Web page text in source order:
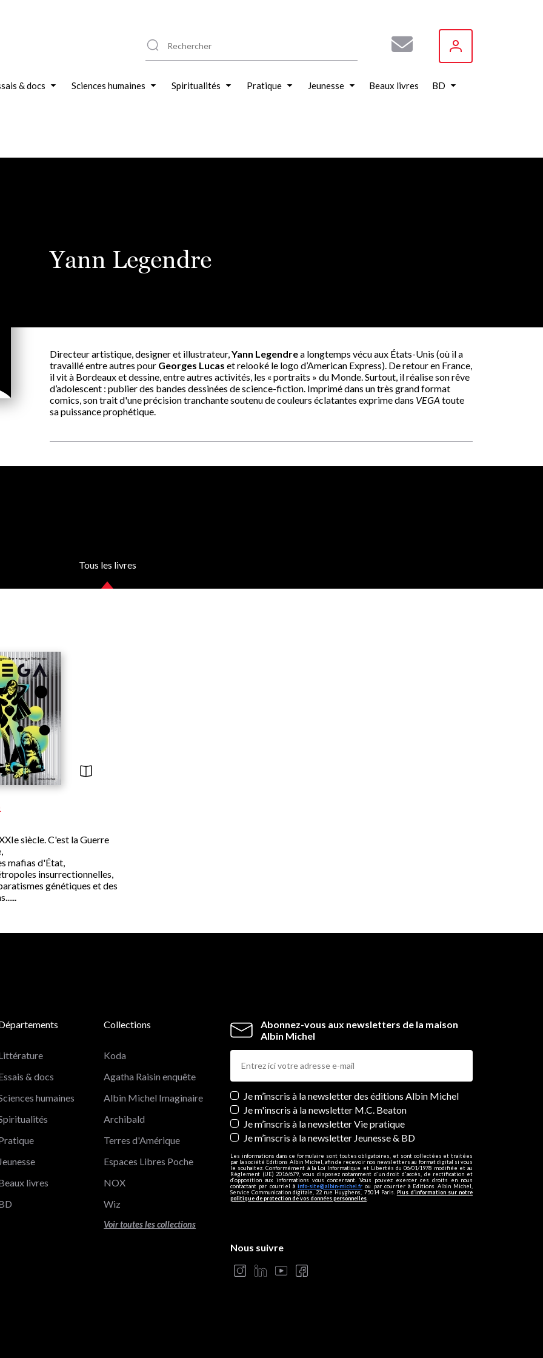
de confidentialité, en garantissant la conformité avec les réglementations. Personnalisez vos préférences pour
& docs Sciences humaines Spiritualités Pratique Jeunesse Beaux livres BD
Yann Legendre
Directeur artistique, designer et illustrateur,Yann Legendrea longtemps vécu aux États-Unis (où il a
travaillé entre autres pour Georges Lucas et relooké le logo d’American Express). De retour en France,
il vit à Bordeaux et dessine, entre autres activités, les « portraits » du Monde. Surtout, il réalise son rêve
d’adolescent : publier des bandes dessinées de science-fiction. Imprimé dans un très grand format
comics, son trait d'une précision tranchante soutenu de couleurs éclatantes exprime dans VEGA toute
sa puissance prophétique.
Tous les livres
siècle. C'est la Guerre
mafias d'État,
insurrectionnelles,
génétiques et des
Abonnez-vous aux newsletters de la maison
Albin Michel
Newsletters
Je m’inscris à la newsletter des éditions Albin Michel
Je m'inscris à la newsletter M.C. Beaton
Je m’inscris à la newsletter Vie pratique
Je m’inscris à la newsletter Jeunesse & BD
Les informations dans ce formulaire sont toutes obligatoires, et sont collectées et traitées
par la société Editions Albin Michel, afin de recevoir nos newsletters au format digital si vous
le souhaitez. Conformément à la Loi Informatique et Libertés du 06/01/1978 modifiée et au
Règlement (UE) 2016/679, vous disposez notamment d'un droit d'accès, de rectification et
d’opposition aux informations vous concernant. Vous pouvez exercer ces droits en nous
contactant par courriel àinfo-site@albin-michel.fr ou par courrier à Editions Albin Michel,
Service Communication digitale, 22 rue Huyghens, 75014 Paris. Plus d’information sur notre
politique de protection de vos données personnelles
& docs
humaines
Jeunesse
livres
Collections
Koda
Agatha Raisin enquête
Albin Michel Imaginaire
Archibald
Terres d'Amérique
Espaces Libres Poche
NOX
Wiz
Voir toutes les collections
Nous suivre